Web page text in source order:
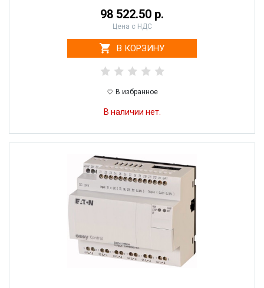
98 522.50 р.
Цена с НДС
В КОРЗИНУ
В избранное
В наличии нет.